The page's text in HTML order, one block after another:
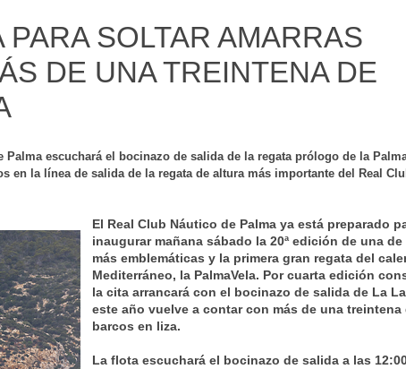
PARA SOLTAR AMARRAS
DE UNA TREINTENA DE
Palma escuchará el bocinazo de salida de la regata prólogo de la
en la línea de salida de la regata de altura más importante del Real
El Real Club Náutico de Palma ya está preparado
inaugurar mañana sábado la 20ª edición de una
más emblemáticas y la primera gran regata del
Mediterráneo, la PalmaVela. Por cuarta edición
la cita arrancará con el bocinazo de salida de La
este año vuelve a contar con más de una treintena
barcos en liza.
La flota escuchará el bocinazo de salida a las